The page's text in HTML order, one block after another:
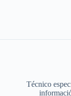
Técnico